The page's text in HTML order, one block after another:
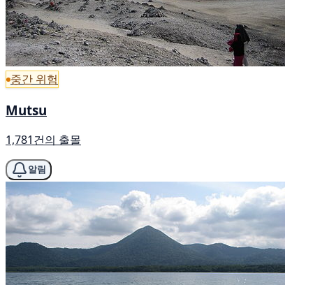
중간 위험
Mutsu
1,781건의 출몰
알림